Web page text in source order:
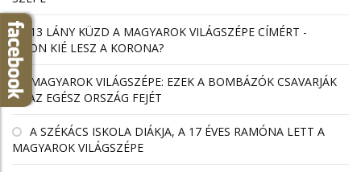
13 LÁNY KÜZD A MAGYAROK VILÁGSZÉPE CÍMÉRT -
VAJON KIÉ LESZ A KORONA?
MAGYAROK VILÁGSZÉPE: EZEK A BOMBÁZÓK CSAVARJÁK
EL AZ EGÉSZ ORSZÁG FEJÉT
A SZÉKÁCS ISKOLA DIÁKJA, A 17 ÉVES RAMÓNA LETT A
MAGYAROK VILÁGSZÉPE